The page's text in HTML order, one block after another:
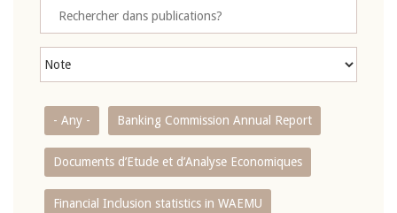
- Any - Banking Commission Annual Report
Documents d’Etude et d’Analyse Economiques
Financial Inclusion statistics in WAEMU